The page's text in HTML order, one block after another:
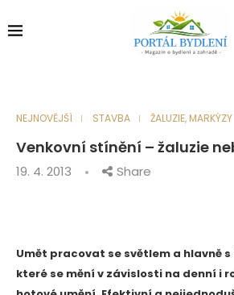
NEJNOVĚJŠÍ STAVBA ŽALUZIE, MARKÝZY
Venkovní stínění – žaluzie
19. 4. 2013 Share
Umět pracovat se světlem a hlavně
které se mění v závislosti na denní i